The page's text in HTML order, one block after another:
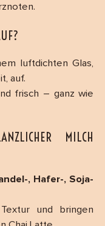
luftdichten Glas,
auf.
frisch – ganz wie
MILCH
, Hafer-, Soja-
und bringen